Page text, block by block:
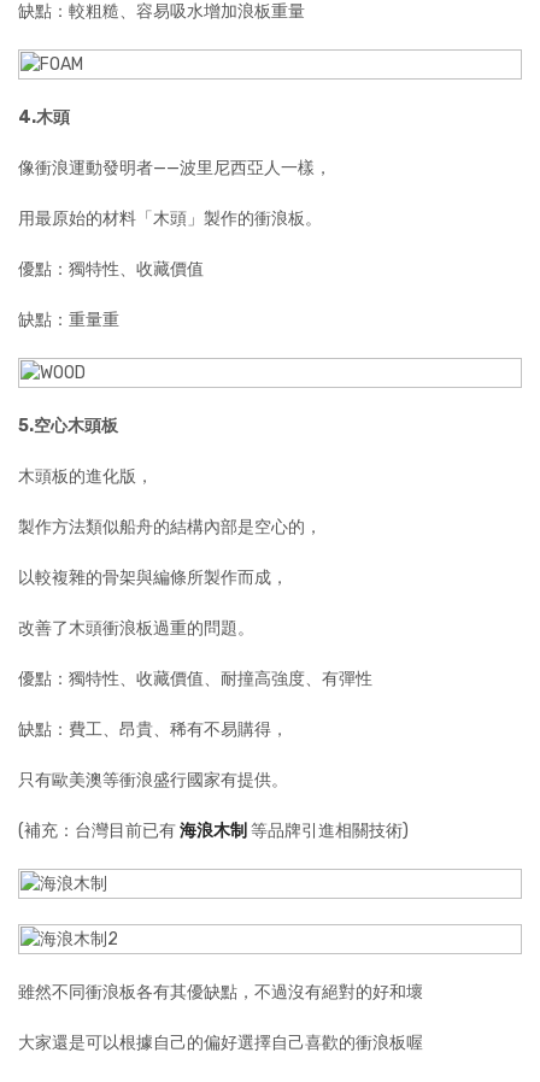
缺點：較粗糙、容易吸水增加浪板重量
4.木頭
像衝浪運動發明者——波里尼西亞人一樣，
用最原始的材料「木頭」製作的衝浪板。
優點：獨特性、收藏價值
缺點：重量重
5.空心木頭板
木頭板的進化版，
製作方法類似船舟的結構內部是空心的，
以較複雜的骨架與編條所製作而成，
改善了木頭衝浪板過重的問題。
優點：獨特性、收藏價值、耐撞高強度、有彈性
缺點：費工、昂貴、稀有不易購得，
只有歐美澳等衝浪盛行國家有提供。
(補充：台灣目前已有海浪木制 等品牌引進相關技術)
雖然不同衝浪板各有其優缺點，不過沒有絕對的好和壞
大家還是可以根據自己的偏好選擇自己喜歡的衝浪板喔